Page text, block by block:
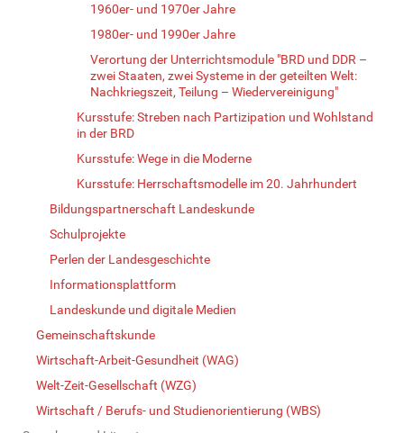
1960er- und 1970er Jahre
1980er- und 1990er Jahre
Verortung der Unterrichtsmodule "BRD und DDR –
zwei Staaten, zwei Systeme in der geteilten Welt:
Nachkriegszeit, Teilung – Wiedervereinigung"
Kursstufe: Streben nach Partizipation und Wohlstand
in der BRD
Kursstufe: Wege in die Moderne
Kursstufe: Herrschaftsmodelle im 20. Jahrhundert
Bildungspartnerschaft Landeskunde
Schulprojekte
Perlen der Landesgeschichte
Informationsplattform
Landeskunde und digitale Medien
Gemeinschaftskunde
Wirtschaft-Arbeit-Gesundheit (WAG)
Welt-Zeit-Gesellschaft (WZG)
Wirtschaft / Berufs- und Studienorientierung (WBS)